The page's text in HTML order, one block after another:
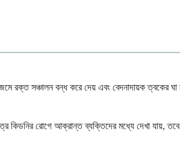
সঞ্চালন বন্ধ করে দেয় এবং বেদনাদায়ক ত্বকের ঘা
রোগে আক্রান্ত ব্যক্তিদের মধ্যে দেখা যায়, তবে